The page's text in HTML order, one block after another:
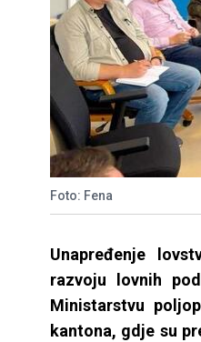
Foto: Fena
Unapređenje
razvoju lovnih
Ministarstvu
kantona, gdje su